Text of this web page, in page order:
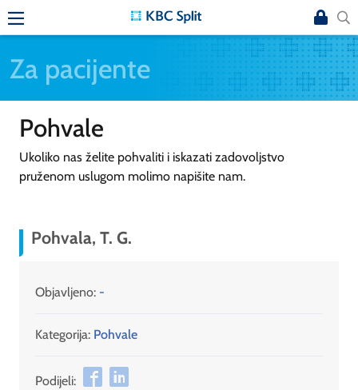
Za pacijente
Pohvale
Ukoliko nas želite pohvaliti i iskazati zadovoljstvo
pruženom uslugom molimo napišite nam.
Pohvala, T. G.
Objavljeno: -
Kategorija: Pohvale
Podijeli: